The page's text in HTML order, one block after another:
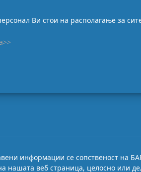
Ви стои на располагање за
информации се сопственост на
нашата веб страница, целосно или